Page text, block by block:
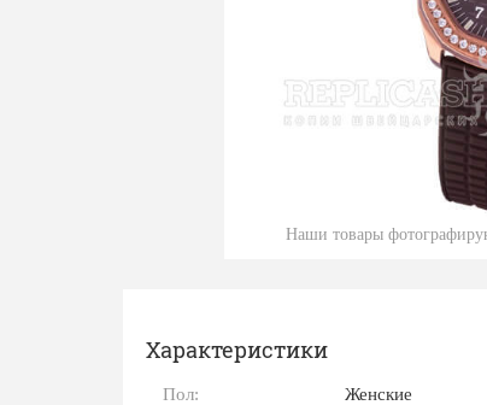
Наши товары
Характеристики
Пол: Женские